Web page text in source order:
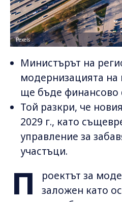
Pexels
Министърът на
модернизацията на
ще бъде финансово
Той разкри, че
2029 г., като
управление за
участъци.
П
роектът за
заложен като